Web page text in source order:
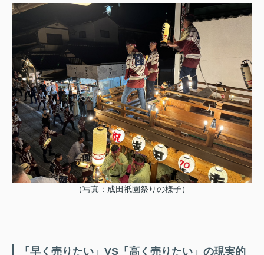
（写真：成田祇園祭りの様子）
「早く売りたい」VS「高く売りたい」の現実的